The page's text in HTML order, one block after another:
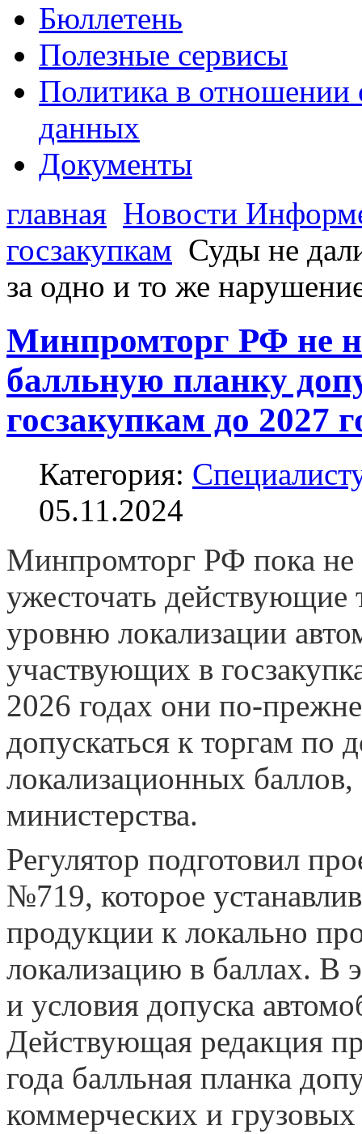
Бюллетень
Полезные сервисы
Политика в отношении
данных
Документы
главная Новости
госзакупкам Суды не
за одно и то же
Минпромторг РФ не
балльную планку
госзакупкам до 2027
Категория:
05.11.2024
Минпромторг РФ пока не
ужесточать действующие
уровню локализации
участвующих в
2026 годах они по-
допускаться к торгам по
локализационных
министерства.
Регулятор подготовил
№719, которое
продукции к локально
локализацию в баллах. В
и условия допуска
Действующая редакция
года балльная планка
коммерческих и